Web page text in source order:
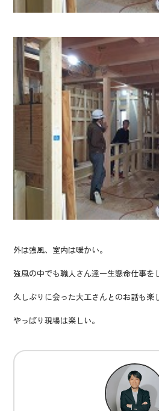
外は強風、室内は暖かい。
強風の中でも職人さん達一生懸命仕事を
久しぶりに会った大工さんとのお話も楽
やっぱり現場は楽しい。